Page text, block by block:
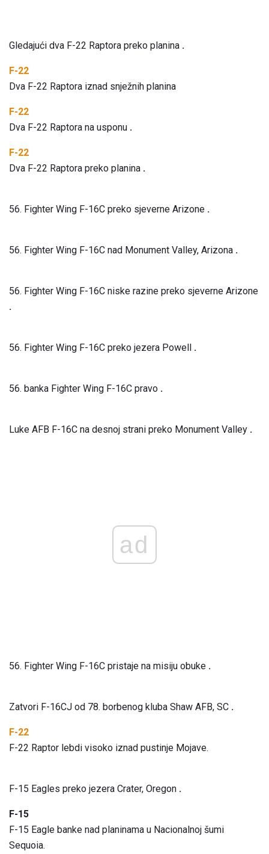
Gledajući dva F-22 Raptora preko planina .
F-22
Dva F-22 Raptora iznad snježnih planina
F-22
Dva F-22 Raptora na usponu .
F-22
Dva F-22 Raptora preko planina .
56. Fighter Wing F-16C preko sjeverne Arizone .
56. Fighter Wing F-16C nad Monument Valley, Arizona .
56. Fighter Wing F-16C niske razine preko sjeverne Arizone
.
56. Fighter Wing F-16C preko jezera Powell .
56. banka Fighter Wing F-16C pravo .
Luke AFB F-16C na desnoj strani preko Monument Valley .
ad
56. Fighter Wing F-16C pristaje na misiju obuke .
Zatvori F-16CJ od 78. borbenog kluba Shaw AFB, SC .
F-22
F-22 Raptor lebdi visoko iznad pustinje Mojave.
F-15 Eagles preko jezera Crater, Oregon .
F-15
F-15 Eagle banke nad planinama u Nacionalnoj šumi
Sequoia.